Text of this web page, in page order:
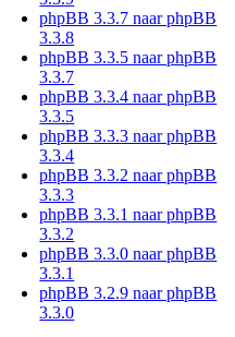
phpBB 3.3.7 naar phpBB
3.3.8
phpBB 3.3.5 naar phpBB
3.3.7
phpBB 3.3.4 naar phpBB
3.3.5
phpBB 3.3.3 naar phpBB
3.3.4
phpBB 3.3.2 naar phpBB
3.3.3
phpBB 3.3.1 naar phpBB
3.3.2
phpBB 3.3.0 naar phpBB
3.3.1
phpBB 3.2.9 naar phpBB
3.3.0